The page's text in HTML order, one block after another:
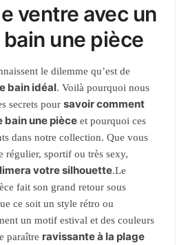
ventre avec un
une pièce
le dilemme qu’est de
bain idéal. Voilà pourquoi nous
secrets pour savoir comment
bain une pièce et pourquoi ces
dans notre collection. Que vous
régulier, sportif ou très sexy,
votre silhouette.Le
fait son grand retour sous
ce soit un style rétro ou
un motif estival et des couleurs
paraître ravissante à la plage